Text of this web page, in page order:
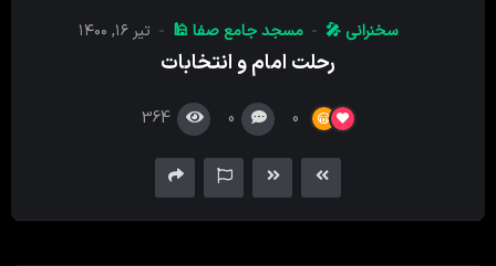
سخنرانی 🎤 مسجد جامع صفا 🕌 تیر ۱۶, ۱۴۰۰
رحلت امام و انتخابات
0
0
364